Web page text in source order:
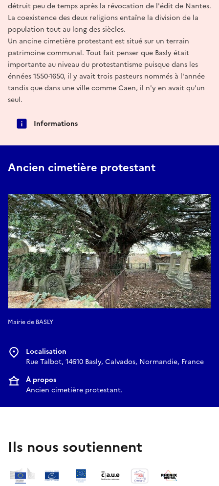
détruit peu de temps après la révocation de l'édit de Nantes.
La coexistence des deux religions entaîne la division de la
population tout au long des siècles.
Un ancine cimetière protestant est situé sur un terrain
patrimoine communal. Tout fait penser que Basly était
importante au niveau du protestantisme puisque dans les
énnées 1550-1650, il y avait trois pasteurs nommés à l'année
tandis que dans une ville comme Caen, il n'y en avait qu'un
seul.
Informations
Ancien cimetière protestant
Mairie de BASLY
Localisation
Rue Talbot, 14610 Basly, Calvados, Normandie, France
À propos
Ancien cimetière protestant.
Ils nous soutiennent